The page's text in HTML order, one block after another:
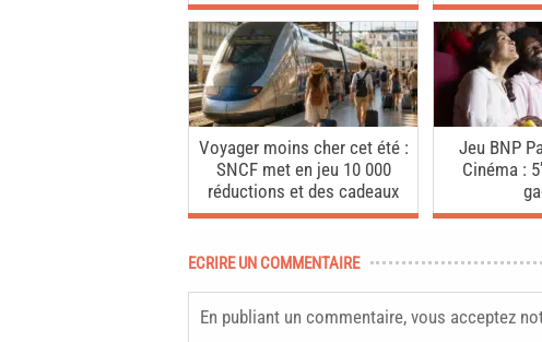
Voyager moins cher cet été :
SNCF met en jeu 10 000
réductions et des cadeaux
Jeu BNP
Cinéma :
ECRIRE UN COMMENTAIRE
En publiant un commentaire, vous acceptez